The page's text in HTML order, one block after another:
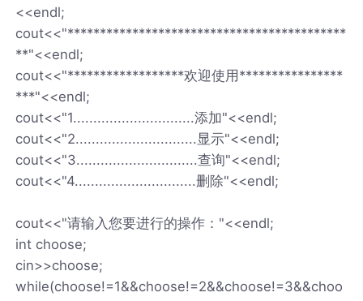
<<endl;
cout<<"*******************************************
**"<<endl;
cout<<"******************欢迎使用****************
***"<<endl;
cout<<"1..............................添加"<<endl;
cout<<"2..............................显示"<<endl;
cout<<"3..............................查询"<<endl;
cout<<"4..............................删除"<<endl;
cout<<"请输入您要进行的操作："<<endl;
int choose;
cin>>choose;
while(choose!=1&&choose!=2&&choose!=3&&choo